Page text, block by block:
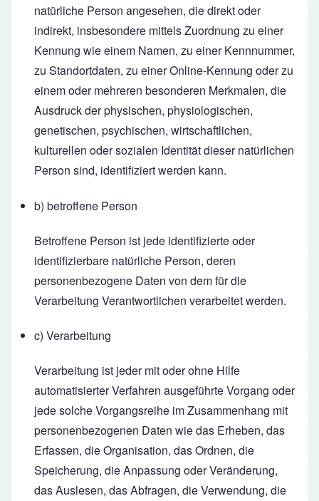
natürliche Person angesehen, die direkt oder
indirekt, insbesondere mittels Zuordnung zu einer
Kennung wie einem Namen, zu einer Kennnummer,
zu Standortdaten, zu einer Online-Kennung oder zu
einem oder mehreren besonderen Merkmalen, die
Ausdruck der physischen, physiologischen,
genetischen, psychischen, wirtschaftlichen,
kulturellen oder sozialen Identität dieser natürlichen
Person sind, identifiziert werden kann.
b) betroffene Person
Betroffene Person ist jede identifizierte oder
identifizierbare natürliche Person, deren
personenbezogene Daten von dem für die
Verarbeitung Verantwortlichen verarbeitet werden.
c) Verarbeitung
Verarbeitung ist jeder mit oder ohne Hilfe
automatisierter Verfahren ausgeführte Vorgang oder
jede solche Vorgangsreihe im Zusammenhang mit
personenbezogenen Daten wie das Erheben, das
Erfassen, die Organisation, das Ordnen, die
Speicherung, die Anpassung oder Veränderung,
das Auslesen, das Abfragen, die Verwendung, die